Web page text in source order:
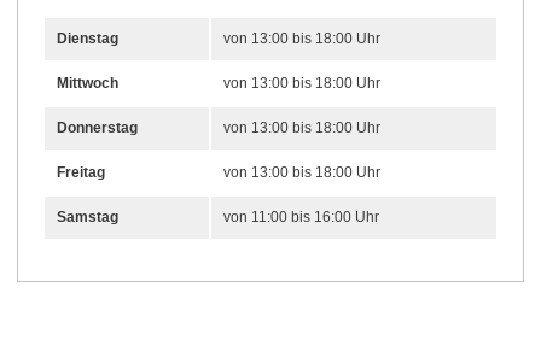
Dienstag von 13:00 bis 18:00 Uhr
Mittwoch von 13:00 bis 18:00 Uhr
Donnerstag von 13:00 bis 18:00 Uhr
Freitag von 13:00 bis 18:00 Uhr
Samstag von 11:00 bis 16:00 Uhr